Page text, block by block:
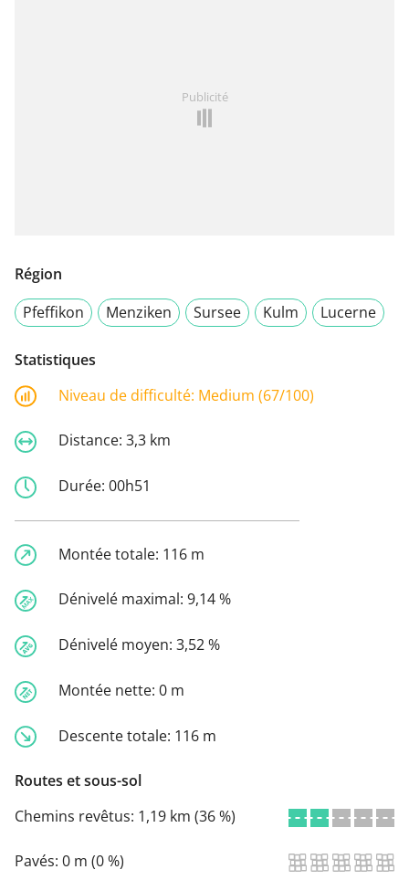
Publicité
Région
Pfeffikon
Menziken Sursee Kulm Lucerne
Statistiques
Niveau de difficulté: Medium (67/100)
Distance: 3,3 km
Durée: 00h51
Montée totale: 116 m
Dénivelé maximal: 9,14 %
Dénivelé moyen: 3,52 %
Montée nette: 0 m
Descente totale: 116 m
Routes et sous-sol
Chemins revêtus: 1,19 km (36 %)
Pavés: 0 m (0 %)